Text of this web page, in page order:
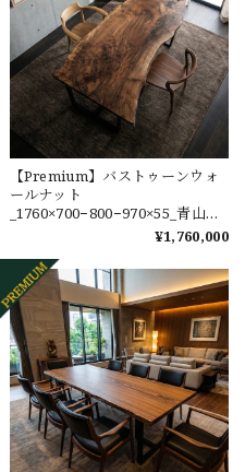
【Premium】バストゥーンウォ
ールナット
_1760×700−800−970×55_青山店_
テーブル天板/一枚板 252553 t001
¥1,760,000